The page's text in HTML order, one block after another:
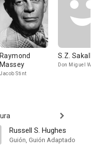
Raymond
Massey
Jacob Stint
S.Z.
Don Miguel
Russell S. Hughes
Guión, Guión Adaptado